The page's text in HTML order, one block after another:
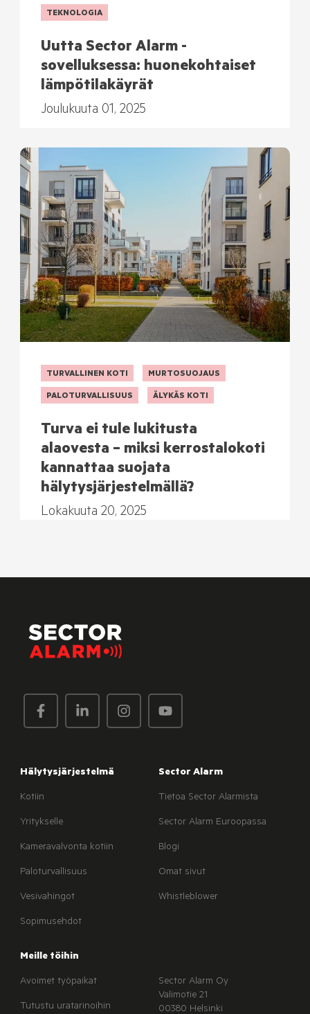
TEKNOLOGIA
Uutta Sector Alarm -
sovelluksessa: huonekohtaiset
lämpötilakäyrät
Joulukuuta 01, 2025
TURVALLINEN KOTI MURTOSUOJAUS
PALOTURVALLISUUS ÄLYKÄS KOTI
Turva ei tule lukitusta
alaovesta – miksi kerrostalokoti
kannattaa suojata
hälytysjärjestelmällä?
Lokakuuta 20, 2025
Hälytysjärjestelmä
Kotiin
Yritykselle
Kameravalvonta kotiin
Paloturvallisuus
Vesivahingot
Sopimusehdot
Sector Alarm
Tietoa Sector Alarmista
Sector Alarm Euroopassa
Blogi
Omat sivut
Whistleblower
Meille töihin
Avoimet työpaikat
Tutustu uratarinoihin
Sector Alarm Oy
Valimotie 21
00380 Helsinki